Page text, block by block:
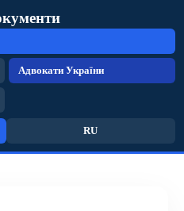
Адвокати України
RU